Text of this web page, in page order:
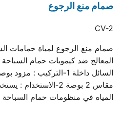
صمام منع الرجوع
CV-2
صمام منع الرجوع لمياة حمامات
المعالج ضد كيمويات حمام
السائل داخلة 1-التركيب :
مقاس 2 بوصة 2-
المياه في منظومات حمام السباحة